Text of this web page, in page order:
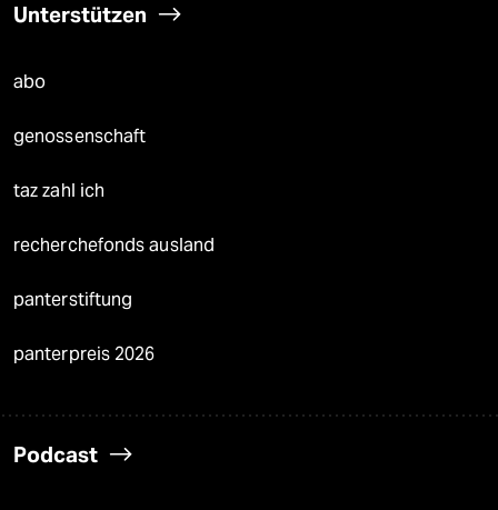
Unterstützen
abo
genossenschaft
taz zahl ich
recherchefonds ausland
panterstiftung
panterpreis 2026
Podcast